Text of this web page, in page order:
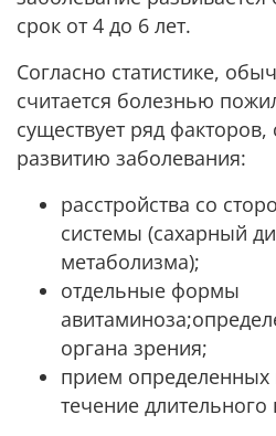
срок от 4 до 6 лет.
Согласно статистике,
считается болезнью
существует ряд
развитию заболевания:
расстройства со
системы (сахарный
метаболизма);
отдельные формы
органа зрения;
прием определенных
течение